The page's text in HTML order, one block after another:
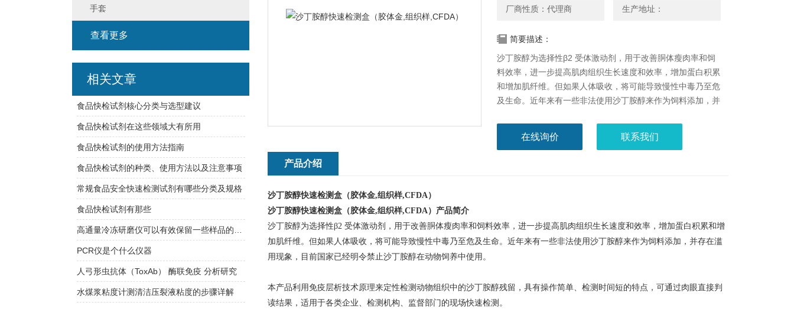
厂商性质：代理商 生产地址：
简要描述：
沙丁胺醇为选择性β2 受体激动剂，用于改善胴体瘦肉率和饲
料效率，进一步提高肌肉组织生长速度和效率，增加蛋白积累
和增加肌纤维。但如果人体吸收，将可能导致慢性中毒乃至危
及生命。近年来有一些非法使用沙丁胺醇来作为饲料添加，并
在线询价 联系我们
产品介绍
沙丁胺醇快速检测盒（胶体金,组织样,CFDA）
沙丁胺醇快速检测盒（胶体金,组织样,CFDA） 产品简介
沙丁胺醇为选择性β2 受体激动剂，用于改善胴体瘦肉率和饲料效率，进一步提高肌肉组织生长速度和效率，增加蛋白积累和增
加肌纤维。但如果人体吸收，将可能导致慢性中毒乃至危及生命。近年来有一些非法使用沙丁胺醇来作为饲料添加，并存在滥
用现象，目前国家已经明令禁止沙丁胺醇在动物饲养中使用。
本产品利用免疫层析技术原理来定性检测动物组织中的沙丁胺醇残留，具有操作简单、检测时间短的特点，可通过肉眼直接判
读结果，适用于各类企业、检测机构、监督部门的现场快速检测。
手套
查看更多
相关文章
食品快检试剂核心分类与选型建议
食品快检试剂在这些领域大有所用
食品快检试剂的使用方法指南
食品快检试剂的种类、使用方法以及注意事项
常规食品安全快速检测试剂有哪些分类及规格
食品快检试剂有那些
PCR仪是个什么仪器
人弓形虫抗体（ToxAb） 酶联免疫 分析研究
水煤浆粘度计测清洁压裂液粘度的步骤详解